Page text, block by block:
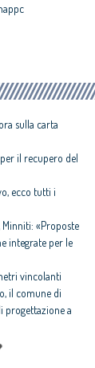
sulla carta
il recupero del
ecco tutti i
«Proposte
integrate per le
vincolanti
il comune di
progettazione a
dello studio
architetto